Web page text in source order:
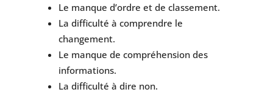
Le manque d’ordre et de classement.
La difficulté à comprendre le
changement.
Le manque de compréhension des
informations.
La difficulté à dire non.